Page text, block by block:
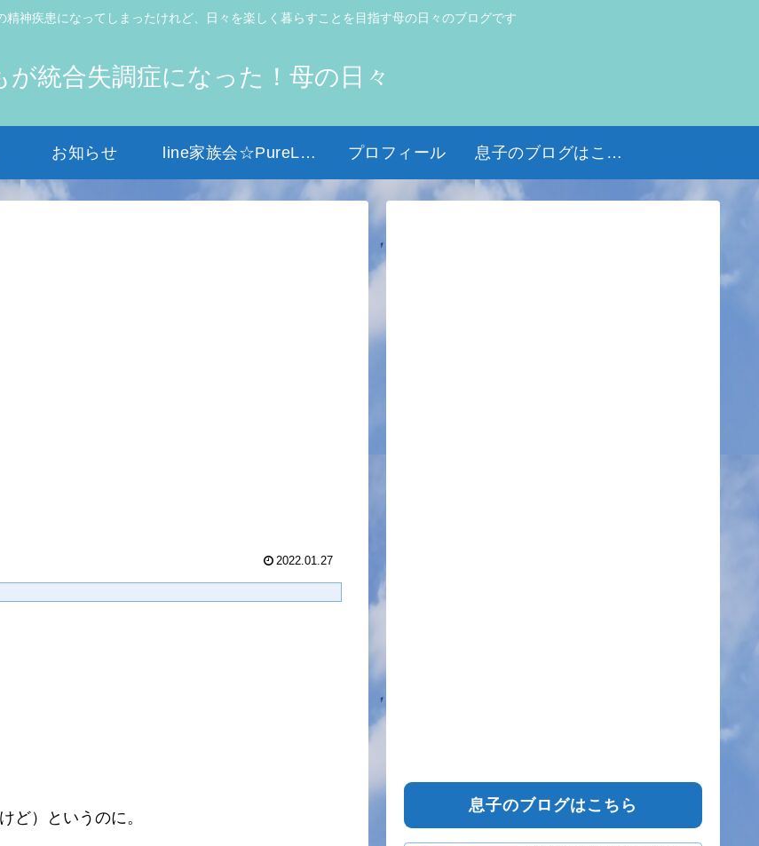
神疾患になってしまったけれど、日々を楽しく暮らすことを目指す母の日々のブログです
が統合失調症になった！母の日々
お知らせ line家族会☆PureLight☆ プロフィール 息子のブログはこちら
2022.01.27
ど）というのに。
息子のブログはこちら